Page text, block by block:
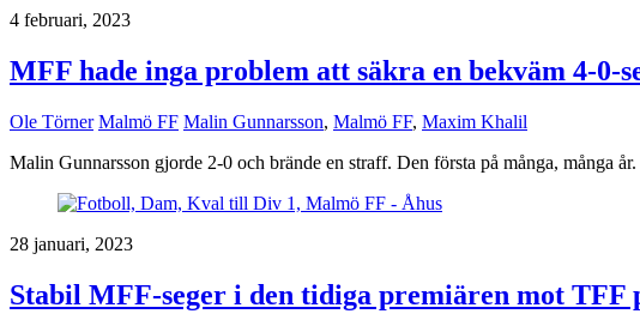
4 februari, 2023
MFF hade inga problem att säkra en bekväm 4-0-
Ole Törner Malmö FF Malin Gunnarsson, Malmö FF, Maxim Khalil
Malin Gunnarsson gjorde 2-0 och brände en straff. Den första på många, många år.
28 januari, 2023
Stabil MFF-seger i den tidiga premiären mot TFF